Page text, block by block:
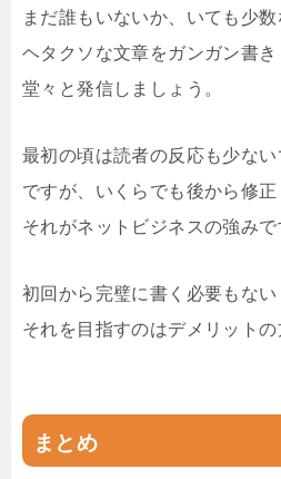
まだ誰もいないか、いても少数
ヘタクソな文章をガンガン書き
堂々と発信しましょう。
最初の頃は読者の反応も少ない
ですが、いくらでも後から修正
それがネットビジネスの強みで
初回から完璧に書く必要もない
それを目指すのはデメリットの
まとめ